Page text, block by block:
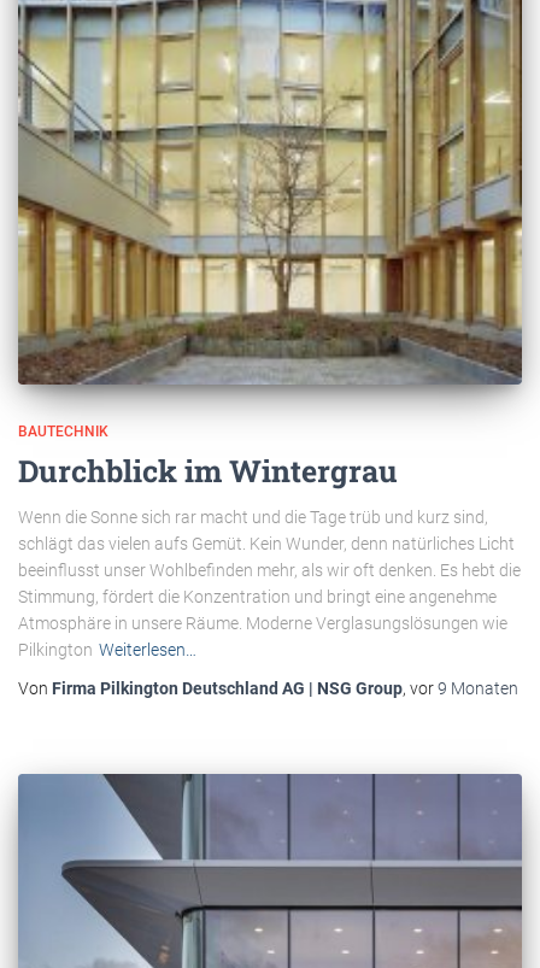
BAUTECHNIK
Durchblick im Wintergrau
Wenn die Sonne sich rar macht und die Tage trüb und kurz sind,
schlägt das vielen aufs Gemüt. Kein Wunder, denn natürliches Licht
beeinflusst unser Wohlbefinden mehr, als wir oft denken. Es hebt die
Stimmung, fördert die Konzentration und bringt eine angenehme
Atmosphäre in unsere Räume. Moderne Verglasungslösungen wie
Pilkington Weiterlesen…
Von Firma Pilkington Deutschland AG | NSG Group, vor9 Monaten